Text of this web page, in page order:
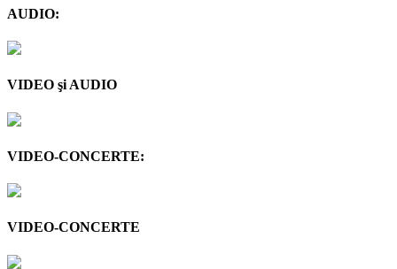
AUDIO:
VIDEO şi AUDIO
VIDEO-CONCERTE:
VIDEO-CONCERTE